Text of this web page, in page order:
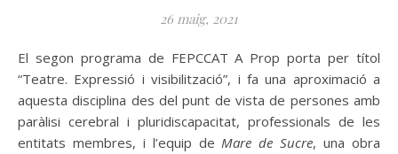
26 maig, 2021
El segon programa de FEPCCAT A Prop porta per títol
“Teatre. Expressió i visibilització”, i fa una aproximació a
aquesta disciplina des del punt de vista de persones amb
paràlisi cerebral i pluridiscapacitat, professionals de les
entitats membres, i l’equip deMare de Sucre, una obra